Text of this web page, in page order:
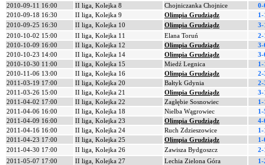
2010-09-11 16:00
II liga, Kolejka 8 Chojniczanka Chojnice
0-
2010-09-18 16:30
II liga, Kolejka 9 Olimpia Grudziądz
1-
2010-09-25 16:30
II liga, Kolejka 10 Olimpia Grudziądz
3-
2010-10-02 15:00
II liga, Kolejka 11 Elana Toruń
2-
2010-10-09 16:00
II liga, Kolejka 12 Olimpia Grudziądz
3-
2010-10-23 14:00
II liga, Kolejka 14 Olimpia Grudziądz
3-
2010-10-30 11:00
II liga, Kolejka 15 Miedź Legnica
1-
2010-11-06 13:00
II liga, Kolejka 16 Olimpia Grudziądz
2-
2011-03-19 17:00
II liga, Kolejka 20 Bałtyk Gdynia
2-
2011-03-26 15:00
II liga, Kolejka 21 Olimpia Grudziądz
3-
2011-04-02 17:00
II liga, Kolejka 22 Zagłębie Sosnowiec
1-
2011-04-06 16:00
II liga, Kolejka 18 Nielba Wągrowiec
1-
2011-04-09 16:00
II liga, Kolejka 23 Olimpia Grudziądz
4-
2011-04-16 16:00
II liga, Kolejka 24 Ruch Zdzieszowice
1-
2011-04-23 17:00
II liga, Kolejka 25 Olimpia Grudziądz
1-
2011-04-30 17:00
II liga, Kolejka 26 Zawisza Bydgoszcz
2-
2011-05-07 17:00
II liga, Kolejka 27 Lechia Zielona Góra
1-